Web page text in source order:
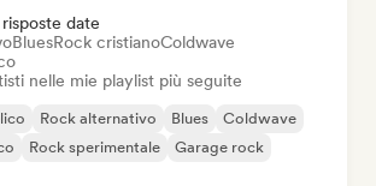
date
BluesRock cristianoColdwave
nelle mie playlist più seguite
Rock alternativo Blues
Coldwave
Rock sperimentale
Garage rock